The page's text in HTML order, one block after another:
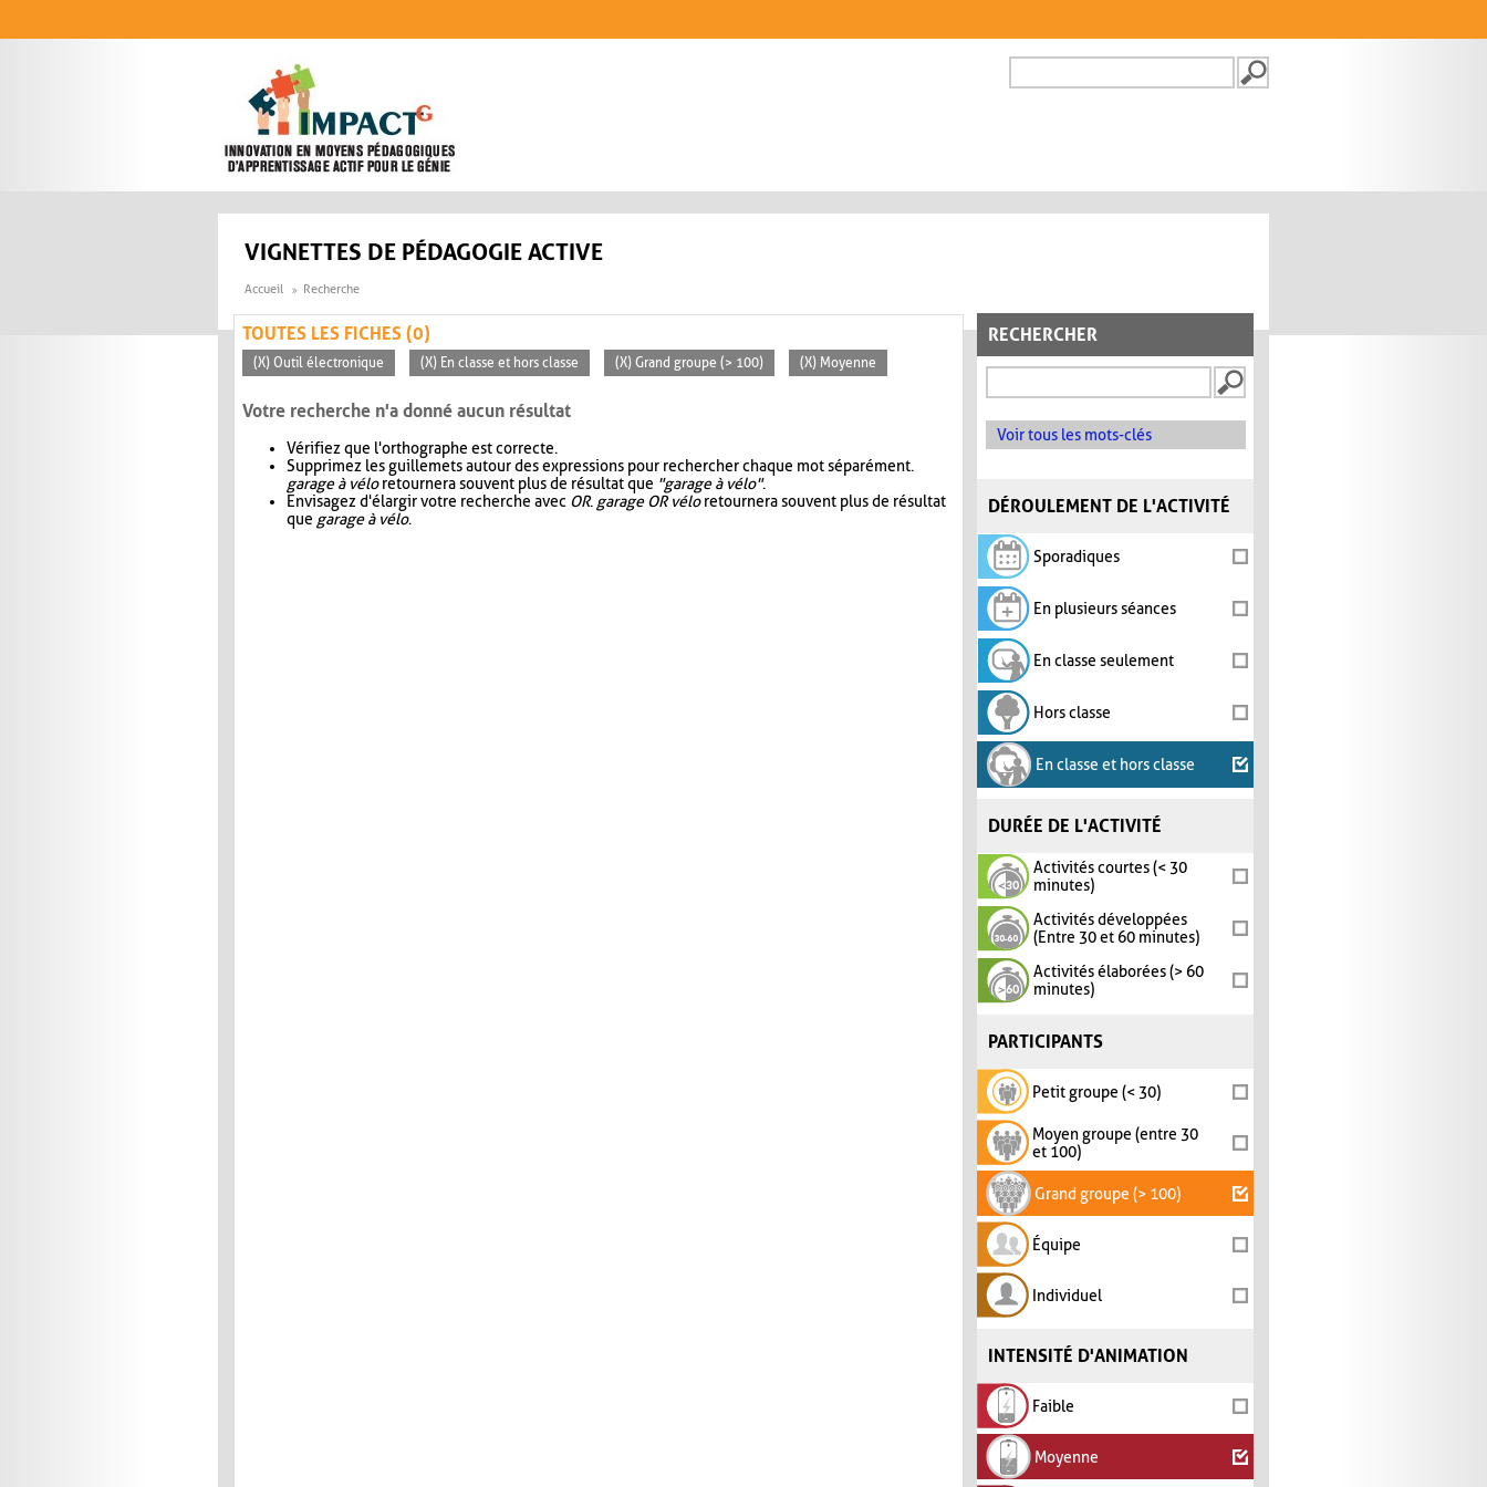
FORMULAIRE DE
VIGNETTES DE PÉDAGOGIE ACTIVE
Accueil Recherche
RECHERCHER
Voir tous les mots-clés
DÉROULEMENT DE L'ACTIVITÉ
Sporadiques
En plusieurs séances
En classe seulement
Hors classe
En classe et hors classe
DURÉE DE L'ACTIVITÉ
Activités courtes (< 30
minutes)
Activités développées
(Entre 30 et 60 minutes)
Activités élaborées (> 60
minutes)
PARTICIPANTS
Petit groupe (< 30)
Moyen groupe (entre 30
et 100)
Grand groupe (> 100)
Équipe
Individuel
INTENSITÉ D'ANIMATION
Faible
Moyenne
TOUTES LES FICHES (0)
(X) Outil électronique (X) En classe et hors classe (X) Grand groupe (> 100) (X) Moyenne
Votre recherche n'a donné aucun résultat
Vérifiez que l'orthographe est correcte.
Supprimez les guillemets autour des expressions pour rechercher chaque mot séparément.
garage à véloretournera souvent plus de résultat que "garage à vélo".
Envisagez d'élargir votre recherche avec OR. garage OR véloretournera souvent plus de résultat
que garage à vélo.